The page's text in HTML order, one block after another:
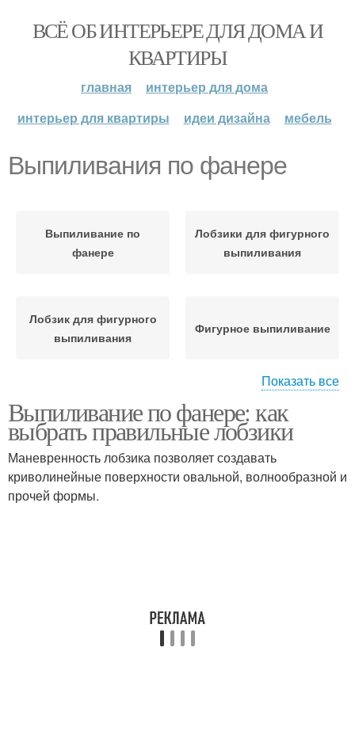
ВСЁ ОБ ИНТЕРЬЕРЕ ДЛЯ ДОМА И
КВАРТИРЫ
главная
интерьер для дома
интерьер для квартиры
идеи дизайна мебель
Выпиливания по фанере
Выпиливание по
фанере
Лобзики для фигурного
выпиливания
Лобзик для фигурного
выпиливания
Фигурное выпиливание
выпиливания
Показать все
Выпиливание по фанере: как
выбрать правильные лобзики
Маневренность лобзика позволяет создавать
криволинейные поверхности овальной, волнообразной и
прочей формы.